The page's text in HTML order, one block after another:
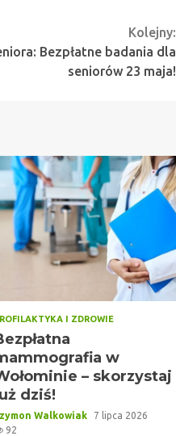
Kolejny:
Bezpłatne badania dla
seniorów 23 maja!
I ZDROWIE
w
– skorzystaj
dziś!
Walkowiak
7 lipca 2026
92